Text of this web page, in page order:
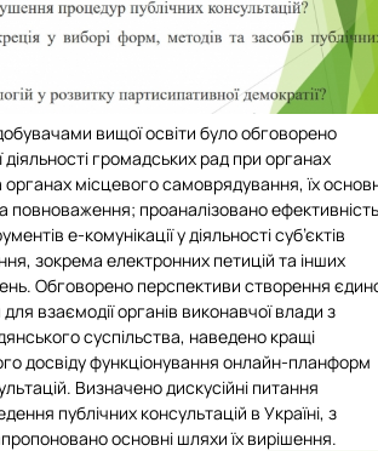
вищої освіти було обговорено
діяльності громадських рад при органах
місцевого самоврядування, їх
повноваження; проаналізовано ефективність
е-комунікації у діяльності суб’єктів
зокрема електронних петицій та інших
Обговорено перспективи створення
взаємодії органів виконавчої влади з
суспільства, наведено кращі
досвіду функціонування онлайн-планформ
Визначено дискусійні питання
публічних консультацій в Україні, з
основні шляхи їх вирішення.